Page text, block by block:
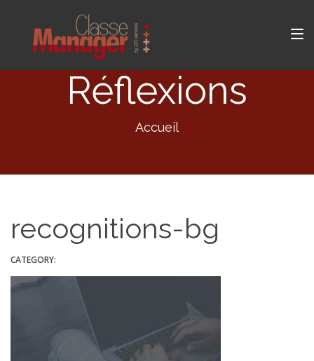
Réflexions
Accueil
recognitions-bg
CATEGORY: